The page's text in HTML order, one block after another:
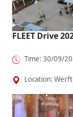
FLEET Drive
Time: 30/09/
Location: